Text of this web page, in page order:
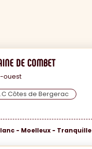
DE COMBET
ouest
Côtes de Bergerac
- Moelleux - Tranquille